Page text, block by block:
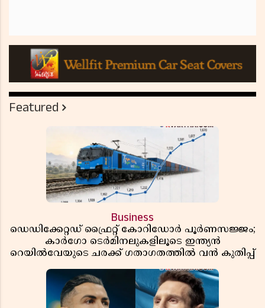
Featured
Business
ഡെഡിക്കേറ്റഡ് ഫ്രൈറ്റ് കോറിഡോർ പൂർണസജ്ജം;
കാർഗോ ടെർമിനലുകളിലൂടെ ഇന്ത്യൻ
റെയിൽവേയുടെ ചരക്ക് ഗതാഗതത്തിൽ വൻ കുതിപ്പ്